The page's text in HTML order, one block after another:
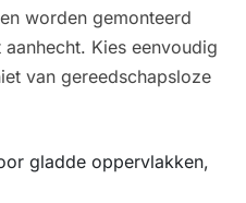
worden gemonteerd
Kies eenvoudig
van gereedschapsloze
gladde oppervlakken,